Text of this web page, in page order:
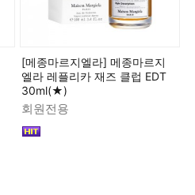
[메종마르지엘라] 메종마르지
엘라 레플리카 재즈 클럽 EDT
30ml(★)
회원전용